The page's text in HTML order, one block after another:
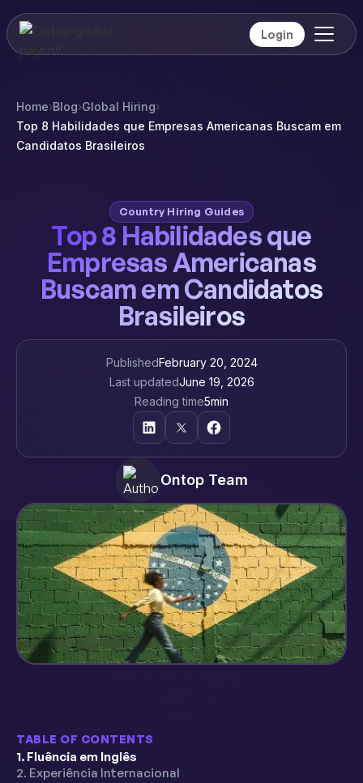
Login
Home›Blog›Global Hiring›
Top 8 Habilidades que Empresas Americanas Buscam em
Candidatos Brasileiros
Country Hiring Guides
Top 8 Habilidades que
Empresas Americanas
Buscam em Candidatos
Brasileiros
PublishedFebruary 20, 2024
Last updatedJune 19, 2026
Reading time5min
Ontop Team
TABLE OF CONTENTS
1. Fluência em Inglês
2. Experiência Internacional